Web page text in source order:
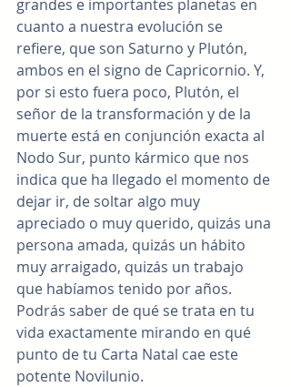
grandes e importantes planetas en
cuanto a nuestra evolución se
refiere, que son Saturno y Plutón,
ambos en el signo de Capricornio. Y,
por si esto fuera poco, Plutón, el
señor de la transformación y de la
muerte está en conjunción exacta al
Nodo Sur, punto kármico que nos
indica que ha llegado el momento de
dejar ir, de soltar algo muy
apreciado o muy querido, quizás una
persona amada, quizás un hábito
muy arraigado, quizás un trabajo
que habíamos tenido por años.
Podrás saber de qué se trata en tu
vida exactamente mirando en qué
punto de tu Carta Natal cae este
potente Novilunio.